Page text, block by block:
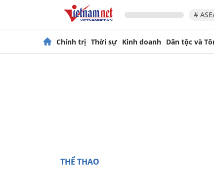
#
Chính trị Thời sự Kinh doanh Dân tộc và
THỂ THAO